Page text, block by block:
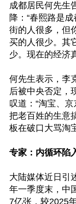
成都居民何先生
降：“春熙路是
街的人很多，但
买的人很少。其
少。现在的经济
何先生表示，李
后被中央否定，
叹道：“淘宝、
把老百姓的生意
板在破口大骂淘
专家：内循环陷
大陆媒体近日引
年一季度末，中
7亿张，较2025